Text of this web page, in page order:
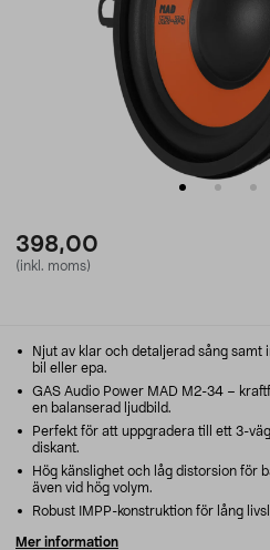
398,00
(inkl. moms)
Njut av klar och detaljerad sång
bil eller epa.
GAS Audio Power MAD M2-34 –
en balanserad ljudbild.
Perfekt för att uppgradera till ett 3-
diskant.
Hög känslighet och låg distorsion för
även vid hög volym.
Robust IMPP-konstruktion för lång
Mer information